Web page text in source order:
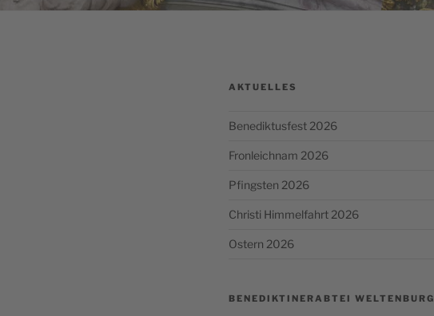
AKTUELLES
Benediktusfest 2026
Fronleichnam 2026
Pfingsten 2026
Christi Himmelfahrt 2026
Ostern 2026
BENEDIKTINERABTEI WELTENBURG